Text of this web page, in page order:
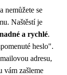
nemůžete se
Naštěstí je
a rychlé.
heslo".
adresu,
vám zašleme